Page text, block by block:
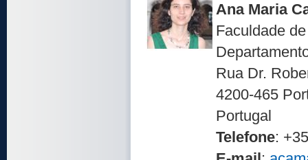
Ana Maria
Faculdade
Rua Dr.
4200-465
Portugal
Telefone: